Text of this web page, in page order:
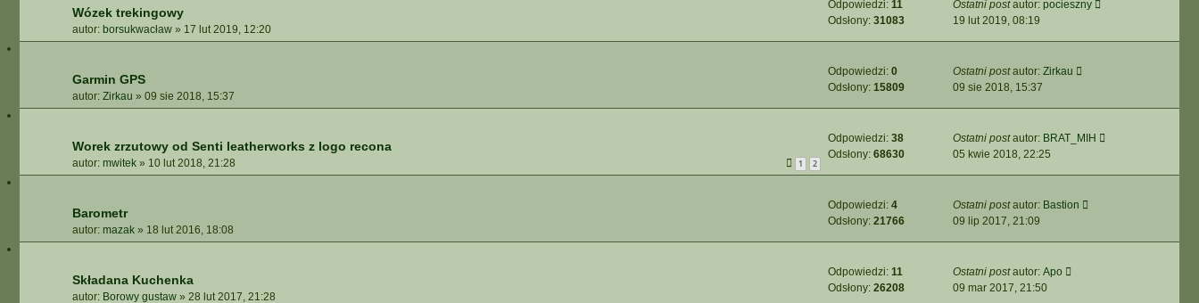
Wózek trekingowy
autor: borsukwacław » 17 lut 2019, 12:20
Odpowiedzi: 11
Odsłony: 31083
Ostatni postautor: pocieszny
19 lut 2019, 08:19
Garmin GPS
autor: Zirkau » 09 sie 2018, 15:37
Odpowiedzi: 0
Odsłony: 15809
Ostatni postautor: Zirkau
09 sie 2018, 15:37
Worek zrzutowy od Senti leatherworks z logo recona
autor: mwitek » 10 lut 2018, 21:28 1 2
Odpowiedzi: 38
Odsłony: 68630
Ostatni postautor: BRAT_MIH
05 kwie 2018, 22:25
Barometr
autor: mazak » 18 lut 2016, 18:08
Odpowiedzi: 4
Odsłony: 21766
Ostatni postautor: Bastion
09 lip 2017, 21:09
Składana Kuchenka
autor: Borowy gustaw » 28 lut 2017, 21:28
Odpowiedzi: 11
Odsłony: 26208
Ostatni postautor: Apo
09 mar 2017, 21:50